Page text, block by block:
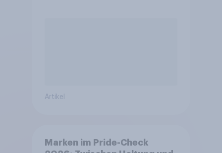
Artikel
Marken im Pride-Check